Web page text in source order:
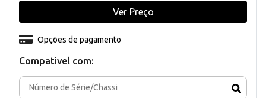
Compativel com:
Opções de pagamento
Ver Preço